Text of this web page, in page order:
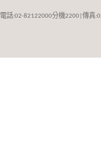
電話:02-82122000分機2200| 傳真